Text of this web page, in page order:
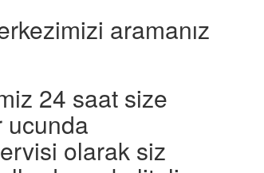
aramanız
24 saat size
ucunda
olarak siz